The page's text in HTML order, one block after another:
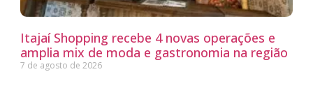
Itajaí Shopping recebe 4 novas operações e
amplia mix de moda e gastronomia na região
7 de agosto de 2026